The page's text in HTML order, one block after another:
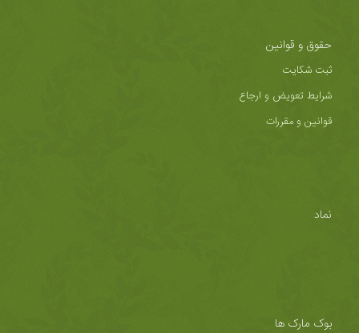
حقوق و قوانین
ثبت شکایت
شرایط تعویض و ارجاع
قوانین و مقررات
نماد
بوک مارک ها